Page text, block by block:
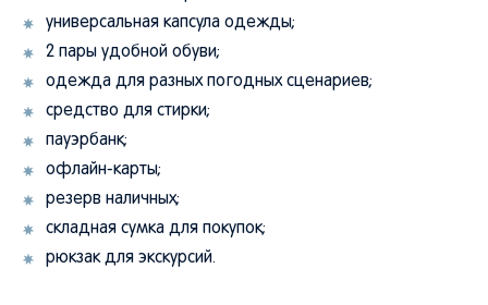
универсальная капсула одежды;
2 пары удобной обуви;
одежда для разных погодных сценариев;
средство для стирки;
пауэрбанк;
офлайн-карты;
резерв наличных;
складная сумка для покупок;
рюкзак для экскурсий.